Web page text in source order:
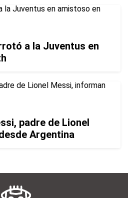
a la Juventus en
padre de Lionel
Argentina